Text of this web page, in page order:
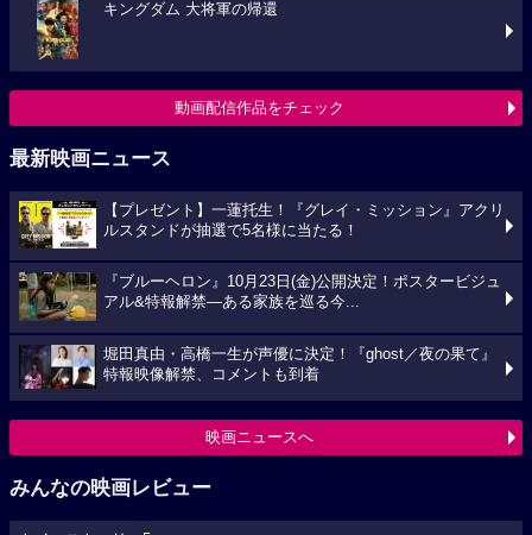
キングダム 大将軍の帰還
動画配信作品をチェック
最新映画ニュース
【プレゼント】一蓮托生！『グレイ・ミッション』アクリ
ルスタンドが抽選で5名様に当たる！
『ブルーヘロン』10月23日(金)公開決定！ポスタービジュ
アル&特報解禁―ある家族を巡る今...
堀田真由・高橋一生が声優に決定！『ghost／夜の果て』
特報映像解禁、コメントも到着
映画ニュースへ
みんなの映画レビュー